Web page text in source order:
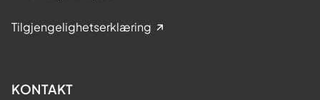
Tilgjengelighetserklæring
KONTAKT